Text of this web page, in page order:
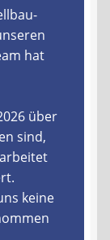
hat
über
sind,
keine